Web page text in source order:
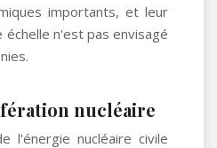
importants, et leur
n'est pas envisagé
nucléaire
l'énergie nucléaire civile